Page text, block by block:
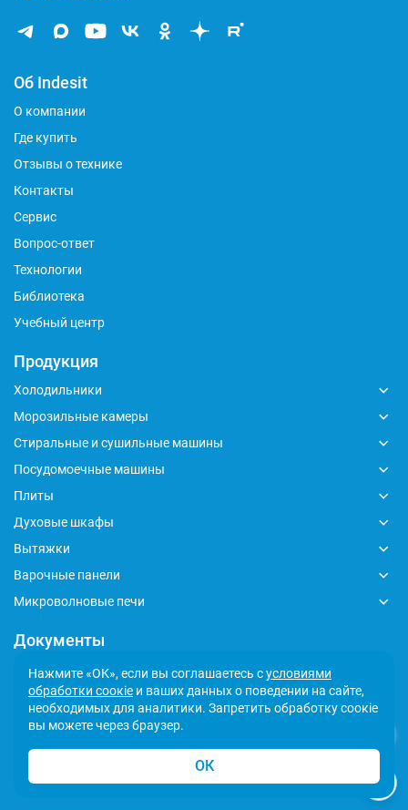
Об Indesit
О компании
Где купить
Отзывы о технике
Контакты
Сервис
Вопрос-ответ
Технологии
Библиотека
Учебный центр
Продукция
Холодильники
Морозильные камеры
Стиральные и сушильные машины
Посудомоечные машины
Плиты
Духовые шкафы
Вытяжки
Варочные панели
Микроволновые печи
Документы
Глобальный кодекс делового поведения
Политика обработки персональных данных
Сообщить о несоответствии
© 2026 Indesit - Официальный сайт. Все права защищены.
Нажмите «ОК», если вы соглашаетесь сусловиями
обработки соокіе и ваших данных о поведении на сайте,
необходимых для аналитики. Запретить обработку соокіе
вы можете через браузер.
ОК